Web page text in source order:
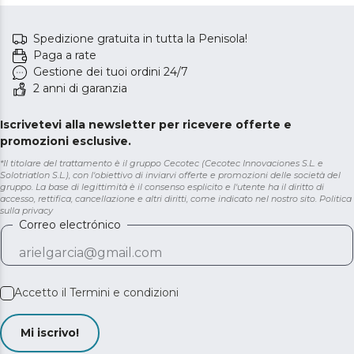
Spedizione gratuita in tutta la Penisola!
Paga a rate
Gestione dei tuoi ordini 24/7
2 anni di garanzia
Iscrivetevi alla newsletter per ricevere offerte e
promozioni esclusive.
*Il titolare del trattamento è il gruppo Cecotec (Cecotec Innovaciones S.L. e
Solotriatlon S.L.), con l'obiettivo di inviarvi offerte e promozioni delle società del
gruppo. La base di legittimità è il consenso esplicito e l'utente ha il diritto di
accesso, rettifica, cancellazione e altri diritti, come indicato nel nostro sito. Politica
sulla privacy
Correo electrónico
Accetto il Termini e condizioni
Mi iscrivo!